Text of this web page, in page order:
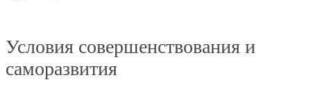
Условия совершенствования и
саморазвития